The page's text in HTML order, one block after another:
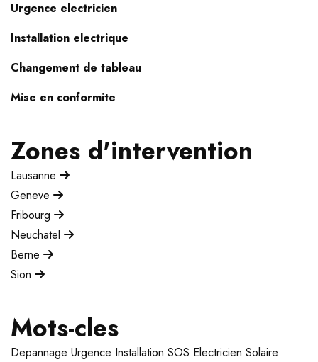
Urgence electricien
Installation electrique
Changement de tableau
Mise en conformite
Zones d'intervention
Lausanne
Geneve
Fribourg
Neuchatel
Berne
Sion
Mots-cles
Depannage Urgence Installation SOS Electricien Solaire